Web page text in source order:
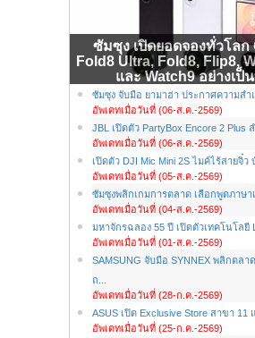
ซัมซุง เปิดยอดจองทั่วโลก
Fold8 Ultra, Fold8, Flip8,
และ Watch9 อย่างเป็
ซัมซุง จับมือ ยามาฮ่า ประกาศความสำ
อัพเดทเมื่อวันที่ (06-ส.ค.-2569)
JBL เปิดตัว PartyBox Encore 2 Plus
อัพเดทเมื่อวันที่ (06-ส.ค.-2569)
เปิดตัว DJI Mic Mini 2S ไมค์ไร้สายจิ๋ว
อัพเดทเมื่อวันที่ (05-ส.ค.-2569)
ซัมซุงพลิกเกมการตลาด เลือกพูดภาษาเ
อัพเดทเมื่อวันที่ (04-ส.ค.-2569)
มหาจักรฉลอง 55 ปี เปิดตัวเทคโนโลยี
อัพเดทเมื่อวันที่ (01-ส.ค.-2569)
SAMSUNG จับมือ SYNNEX พลิกตลา
ถ...
อัพเดทเมื่อวันที่ (28-ก.ค.-2569)
ASUS เปิด Exclusive Store สาขา 11
อัพเดทเมื่อวันที่ (25-ก.ค.-2569)